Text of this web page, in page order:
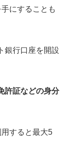
にすることも
銀行口座を開設
許証などの身分
すると最大5